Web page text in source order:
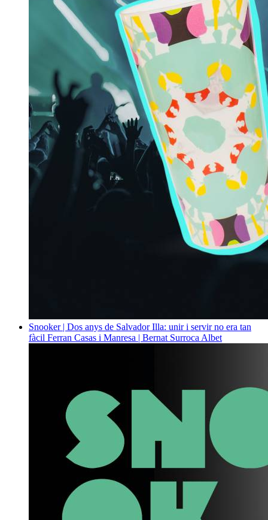
Snooker | Dos anys de Salvador Illa: unir i servir no era tan
fàcil Ferran Casas i Manresa | Bernat Surroca Albet